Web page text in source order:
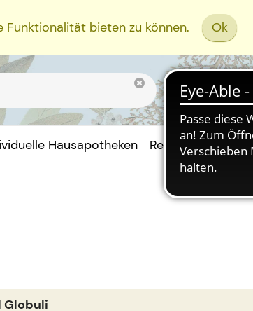
bieten zu können. Ok
Hausapotheken Rezept Einreichen
Globuli